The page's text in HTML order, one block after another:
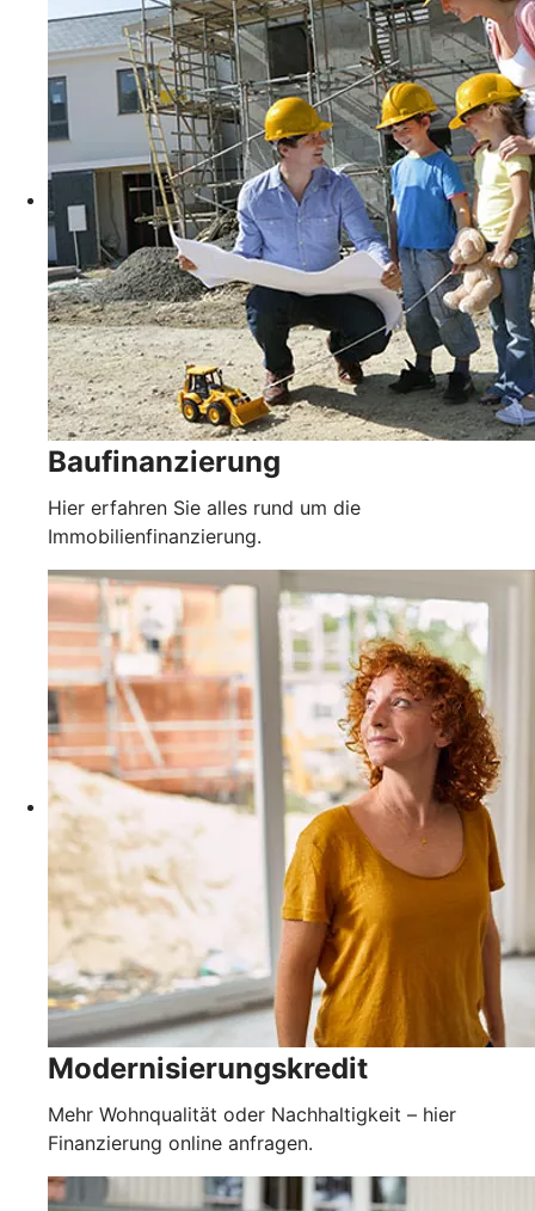
Baufinanzierung
Hier erfahren Sie alles rund um die
Immobilienfinanzierung.
Modernisierungskredit
Mehr Wohnqualität oder Nachhaltigkeit – hier
Finanzierung online anfragen.